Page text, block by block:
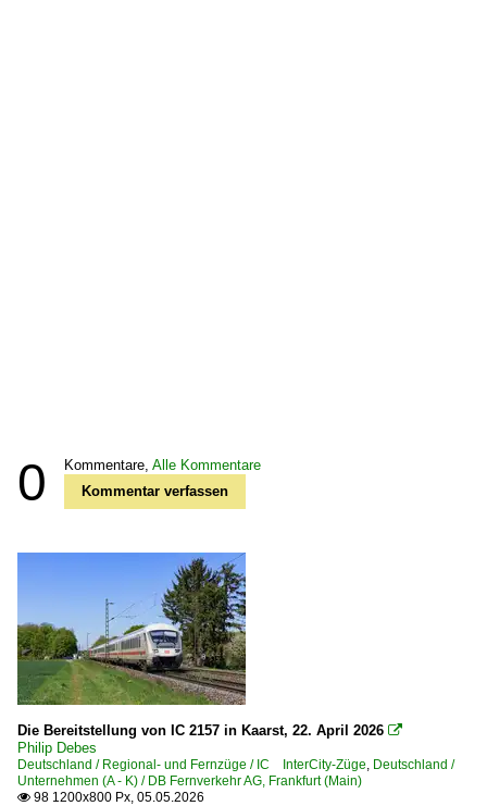
0 Kommentare, Alle Kommentare
Kommentar verfassen
Die Bereitstellung von IC 2157 in Kaarst, 22. April 2026 
Philip Debes
Deutschland / Regional- und Fernzüge / IC InterCity-Züge, Deutschland /
Unternehmen (A - K) / DB Fernverkehr AG, Frankfurt (Main)
 98 1200x800 Px, 05.05.2026